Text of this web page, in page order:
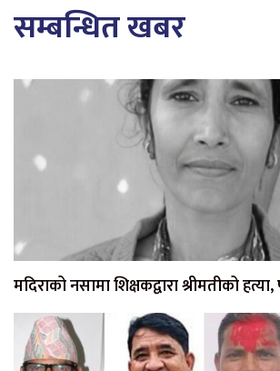
सम्बन्धित खबर
मदिराको नसामा शिक्षकद्वारा श्रीमतीको हत्या,